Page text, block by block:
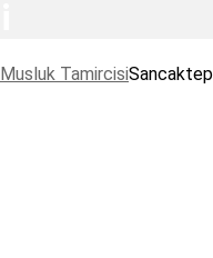
Musluk Tamircisi